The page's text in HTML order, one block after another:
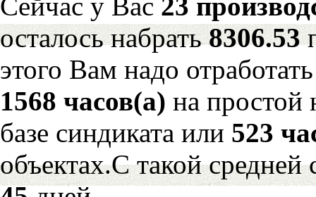
осталось набрать8306.53
этого Вам надо отработать
1568 часов(а) на
базе синдиката или 523
объектах.С такой средней